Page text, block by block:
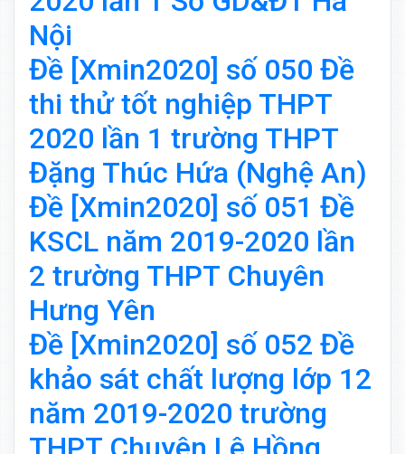
Nội
Đề [Xmin2020] số 050 Đề
thi thử tốt nghiệp THPT
2020 lần 1 trường THPT
Đặng Thúc Hứa (Nghệ An)
Đề [Xmin2020] số 051 Đề
KSCL năm 2019-2020 lần
2 trường THPT Chuyên
Hưng Yên
Đề [Xmin2020] số 052 Đề
khảo sát chất lượng lớp 12
năm 2019-2020 trường